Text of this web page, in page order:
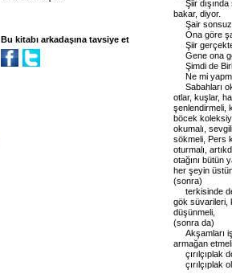
Bu kitabı arkadaşına tavsiye et
Şiir
bakar, diyor.
Şair
Ona göre
Şiir
Gene ona
Şimdi de
Ne mi
Sabahları
otlar, kuşlar,
şenlendirmeli,
böcek
okumalı,
sökmeli, Pers
oturmalı,
otağını bütün
her şeyin
(sonra)
terkisinde
gök süvarileri,
düşünmeli,
(sonra da)
Akşamları
armağan
çırılçıplak
çırılçıplak